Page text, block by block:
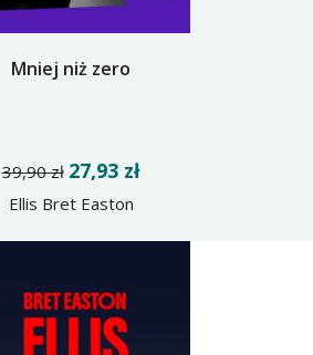
Mniej niż zero
39,90 zł 27,93 zł
Ellis Bret Easton